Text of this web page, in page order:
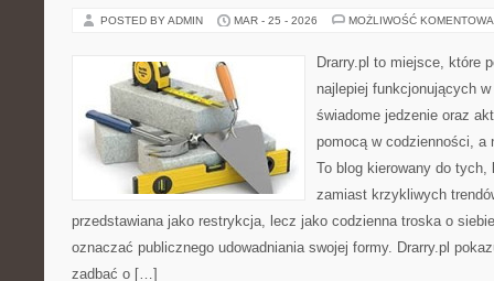
POSTED BY ADMIN MAR - 25 - 2026 MOŻLIWOŚĆ
Drarry.pl to miejsce, które
najlepiej funkcjonujących
świadome jedzenie oraz
pomocą w codzienności, a
To blog kierowany do
zamiast krzykliwych
przedstawiana jako restrykcja, lecz jako codzienna troska o
oznaczać publicznego udowadniania swojej formy. Drarry.pl
zadbać o […]